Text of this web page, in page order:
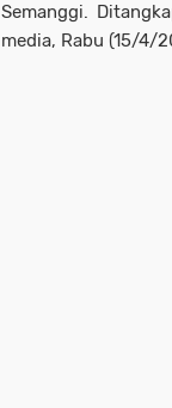
Semanggi.
media, Rabu (15/4/